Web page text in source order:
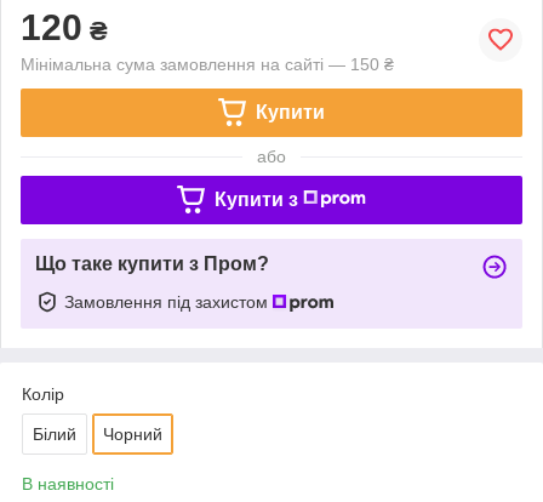
120 ₴
Мінімальна сума замовлення на сайті — 150 ₴
Купити
або
Купити з
Що таке купити з Пром?
Замовлення під захистом
Колір
Білий Чорний
В наявності